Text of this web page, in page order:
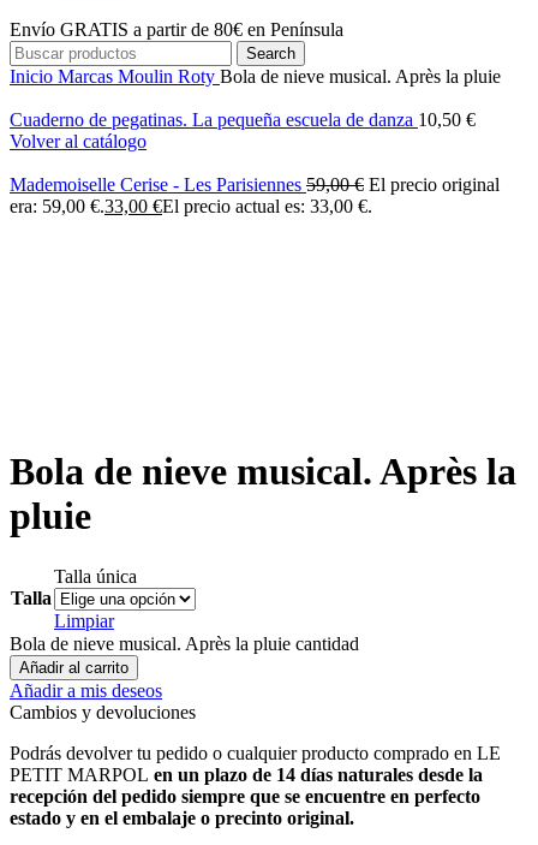
Envío GRATIS a partir de 80€ en Península
Search
Inicio Marcas Moulin Roty Bola de nieve musical. Après la pluie
Cuaderno de pegatinas. La pequeña escuela de danza 10,50 €
Volver al catálogo
Mademoiselle Cerise - Les Parisiennes 59,00€ El precio original
era: 59,00 €.33,00 €El precio actual es: 33,00 €.
Bola de nieve musical. Après la
pluie
Talla
Talla única
Limpiar
Bola de nieve musical. Après la pluie cantidad
Añadir al carrito
Añadir a mis deseos
Cambios y devoluciones
Podrás devolver tu pedido o cualquier producto comprado en LE
PETIT MARPOL en un plazo de 14 días naturales desde la
recepción del pedido siempre que se encuentre en perfecto
estado y en el embalaje o precinto original.